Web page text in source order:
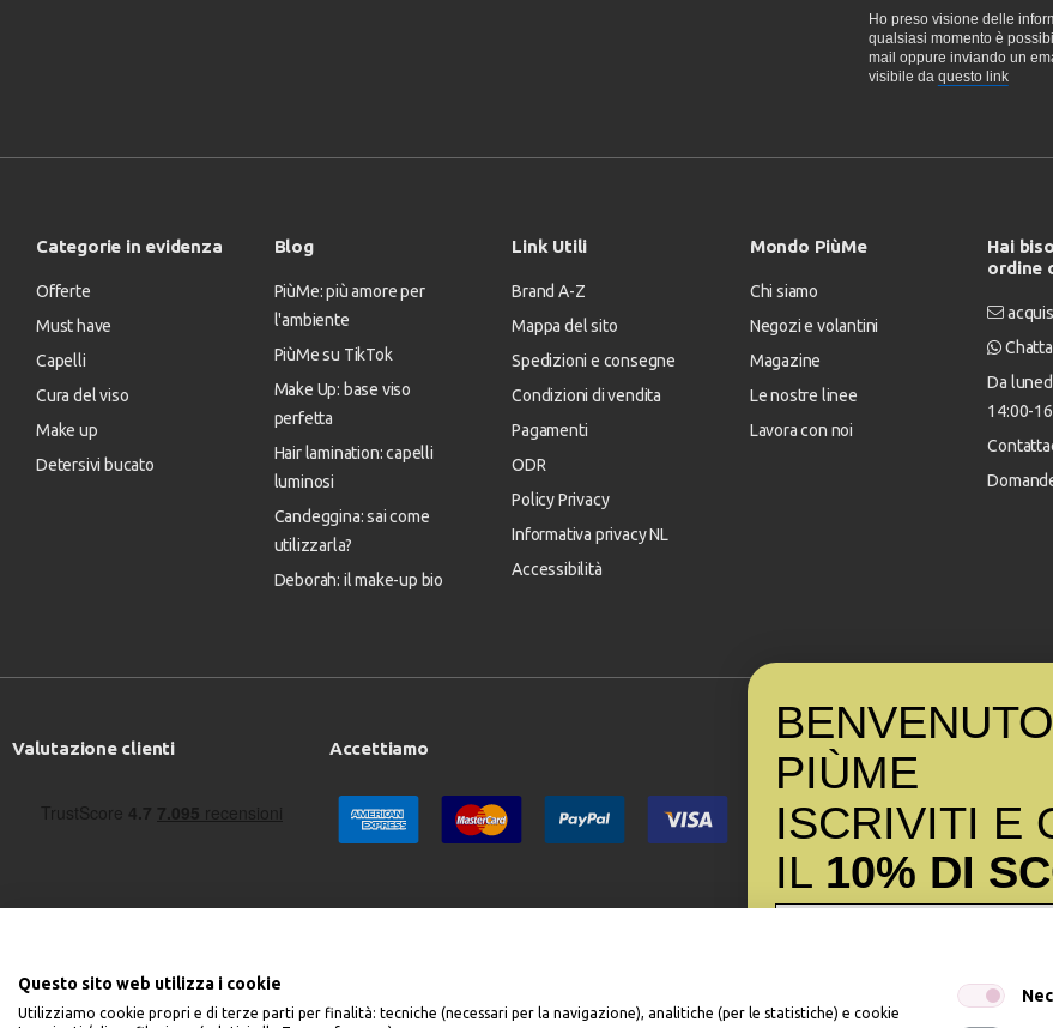
Ho preso visione delle
qualsiasi momento è
mail oppure inviando un
visibile da questo link
Categorie in evidenza
Offerte
Must have
Capelli
Cura del viso
Make up
Detersivi bucato
Blog
PiùMe: più amore per
l'ambiente
PiùMe su TikTok
Make Up: base viso
perfetta
Hair lamination: capelli
luminosi
Candeggina: sai come
utilizzarla?
Deborah: il make-up bio
Link Utili
Brand A-Z
Mappa del sito
Spedizioni e consegne
Condizioni di vendita
Pagamenti
ODR
Policy Privacy
Informativa privacy NL
Accessibilità
Mondo PiùMe
Chi siamo
Negozi e volantini
Magazine
Le nostre linee
Lavora con noi
Hai
ordine
Da
14:00-
Valutazione clienti Accettiamo
Questo sito web utilizza i cookie
Utilizziamo cookie propri e di terze parti per finalità: tecniche (necessari per la navigazione), analitiche (per le statistiche) e cookie
PIÙME
ISCRIVITI E
IL 10% DI
Iscrivendomi dichiaro di aver preso visione dell'
dell’art. 13 del Reg UE 2016/679 e presto il